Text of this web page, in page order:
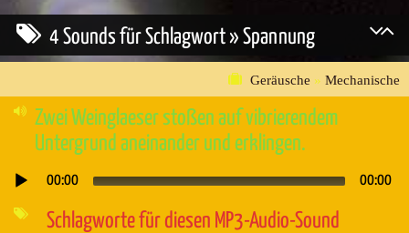
4 Sounds für Schlagwort » Spannung
Geräusche » Mechanische
Zwei Weinglaeser stoßen auf vibrierendem
Untergrund aneinander und erklingen.
Audio-
00:00 00:00
Schlagworte für diesen MP3-Audio-Sound